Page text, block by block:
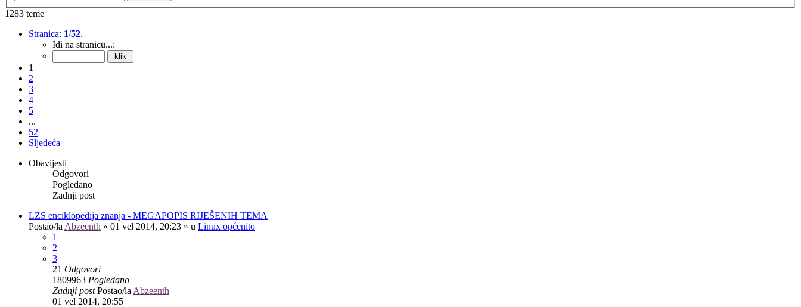
1283 teme
Stranica: 1/52.
Idi na stranicu...:
1
2
3
4
5
...
52
Sljedeća
Obavijesti
Odgovori
Pogledano
Zadnji post
LZS enciklopedija znanja - MEGAPOPIS RIJEŠENIH TEMA
Postao/la Abzeenth » 01 vel 2014, 20:23 » u Linux općenito
1
2
3
21 Odgovori
1809963 Pogledano
Zadnji postPostao/la Abzeenth
01 vel 2014, 20:55